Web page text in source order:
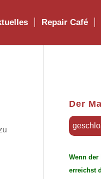
Repair Café
Der
Wenn der
erreichst